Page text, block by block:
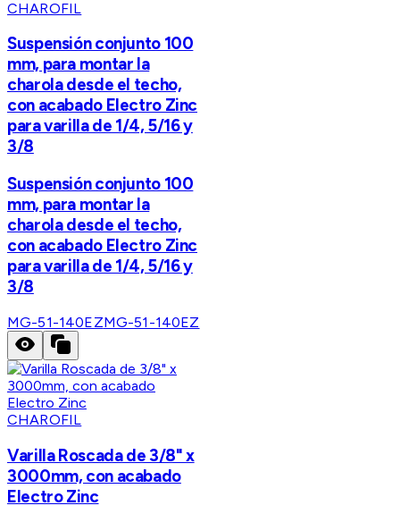
CHAROFIL
Suspensión conjunto 100
mm, para montar la
charola desde el techo,
con acabado Electro Zinc
para varilla de 1/4, 5/16 y
3/8
Suspensión conjunto 100
mm, para montar la
charola desde el techo,
con acabado Electro Zinc
para varilla de 1/4, 5/16 y
3/8
MG-51-140EZMG-51-140EZ
CHAROFIL
Varilla Roscada de 3/8" x
3000mm, con acabado
Electro Zinc